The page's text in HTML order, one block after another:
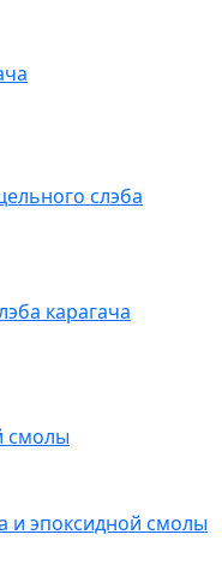
карагача
и эпоксидной смолы